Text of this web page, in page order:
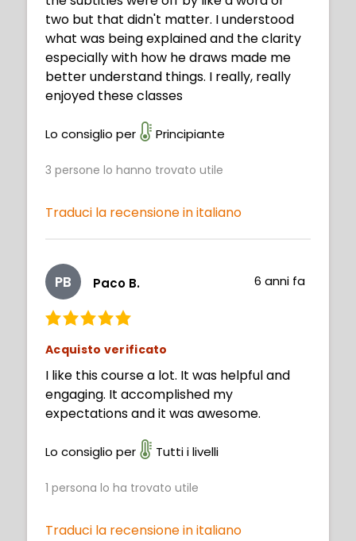
two but that didn't matter. I understood
what was being explained and the clarity
especially with how he draws made me
better understand things. I really, really
enjoyed these classes
Lo consiglio per Principiante
3 persone lo hanno trovato utile
Traduci la recensione in italiano
PB Paco B. 6 anni fa
Acquisto verificato
I like this course a lot. It was helpful and
engaging. It accomplished my
expectations and it was awesome.
Lo consiglio per Tutti i livelli
1 persona lo ha trovato utile
Traduci la recensione in italiano